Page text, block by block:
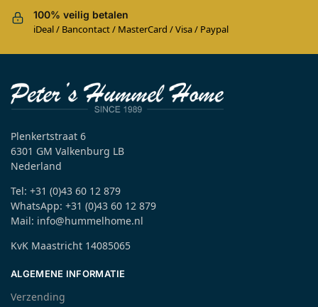
100% veilig betalen
iDeal / Bancontact / MasterCard / Visa / Paypal
Plenkertstraat 6
6301 GM Valkenburg LB
Nederland
Tel: +31 (0)43 60 12 879
WhatsApp: +31 (0)43 60 12 879
Mail: info@hummelhome.nl
KvK Maastricht 14085065
ALGEMENE INFORMATIE
Verzending